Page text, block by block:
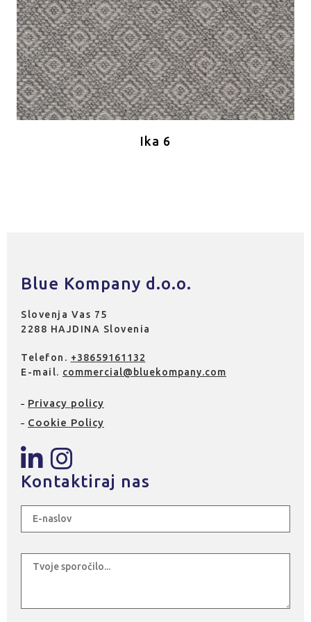
Ika 6
Blue Kompany d.o.o.
Slovenja Vas 75
2288 HAJDINA Slovenia
Telefon. +38659161132
E-mail. commercial@bluekompany.com
Privacy policy
Cookie Policy
Kontaktiraj nas